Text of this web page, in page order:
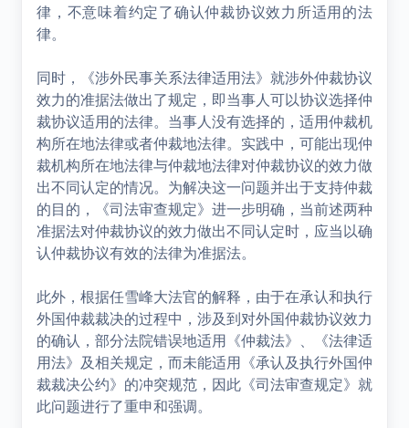
律，不意味着约定了确认仲裁协议效力所适用的法
律。
同时，《涉外民事关系法律适用法》就涉外仲裁协议
效力的准据法做出了规定，即当事人可以协议选择仲
裁协议适用的法律。当事人没有选择的，适用仲裁机
构所在地法律或者仲裁地法律。实践中，可能出现仲
裁机构所在地法律与仲裁地法律对仲裁协议的效力做
出不同认定的情况。为解决这一问题并出于支持仲裁
的目的，《司法审查规定》进一步明确，当前述两种
准据法对仲裁协议的效力做出不同认定时，应当以确
认仲裁协议有效的法律为准据法。
此外，根据任雪峰大法官的解释，由于在承认和执行
外国仲裁裁决的过程中，涉及到对外国仲裁协议效力
的确认，部分法院错误地适用《仲裁法》、《法律适
用法》及相关规定，而未能适用《承认及执行外国仲
裁裁决公约》的冲突规范，因此《司法审查规定》就
此问题进行了重申和强调。